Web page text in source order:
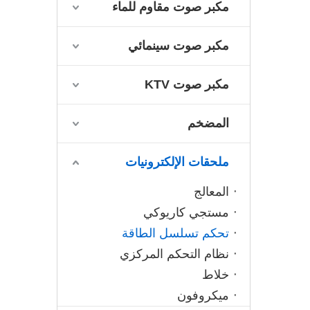
مكبر صوت مقاوم للماء
مكبر صوت سينمائي
مكبر صوت KTV
المضخم
ملحقات الإلكترونيات
المعالج
مستجي كاريوكي
تحكم تسلسل الطاقة
نظام التحكم المركزي
خلاط
ميكروفون